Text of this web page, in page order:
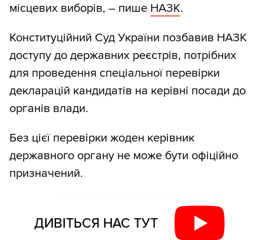
місцевих виборів, – пише НАЗК.
Конституційний Суд України позбавив НАЗК
доступу до державних реєстрів, потрібних
для проведення спеціальної перевірки
декларацій кандидатів на керівні посади до
органів влади.
Без цієї перевірки жоден керівник
державного органу не може бути офіційно
призначений.
ДИВІТЬСЯ НАС ТУТ